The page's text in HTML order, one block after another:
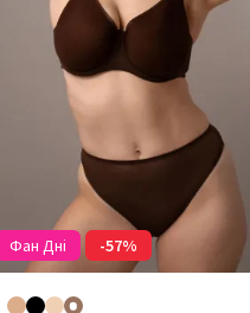
Фан Дні -57%